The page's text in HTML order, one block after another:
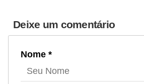
Deixe um comentário
Nome *